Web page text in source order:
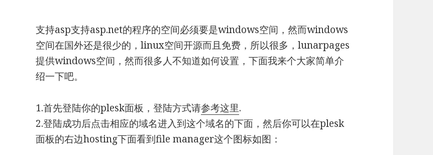
支持asp支持asp.net的程序的空间必须要是windows空间，然而windows
空间在国外还是很少的，linux空间开源而且免费，所以很多，lunarpages
提供windows空间，然而很多人不知道如何设置，下面我来个大家简单介
绍一下吧。
1.首先登陆你的plesk面板，登陆方式请参考这里.
2.登陆成功后点击相应的域名进入到这个域名的下面，然后你可以在plesk
面板的右边hosting下面看到file manager这个图标如图：